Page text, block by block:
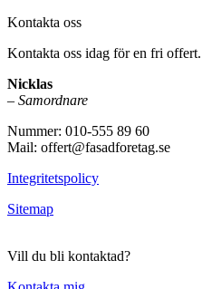
Kontakta oss
Kontakta oss idag för en fri offert.
Nicklas
– Samordnare
Nummer: 010-555 89 60
Mail: offert@fasadforetag.se
Integritetspolicy
Sitemap
Vill du bli kontaktad?